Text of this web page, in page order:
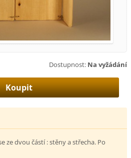
Dostupnost: Na vyžádání
ze dvou částí : stěny a střecha. Po